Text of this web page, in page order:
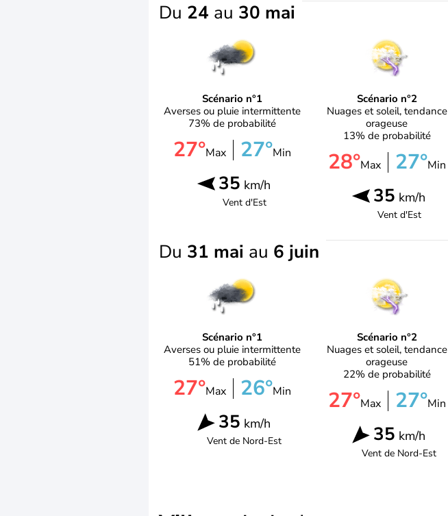
Du 24 au 30 mai
Scénario n°1
Averses ou pluie intermittente
73% de probabilité
27°Max 27°Min
35 km/h
Vent d'Est
Scénario n°2
Nuages et soleil, tendance
orageuse
13% de probabilité
28°Max 27°Min
35 km/h
Vent d'Est
Du 31 mai au 6 juin
Scénario n°1
Averses ou pluie intermittente
51% de probabilité
27°Max 26°Min
35 km/h
Vent de Nord-Est
Scénario n°2
Nuages et soleil, tendance
orageuse
22% de probabilité
27°Max 27°Min
35 km/h
Vent de Nord-Est